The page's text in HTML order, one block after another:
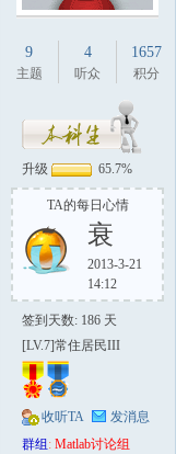
9
主题
4
听众
1657
积分
升级 65.7%
TA的每日心情
衰
2013-3-21
14:12
签到天数: 186 天
[LV.7]常住居民III
收听TA
发消息
群组 : Matlab讨论组